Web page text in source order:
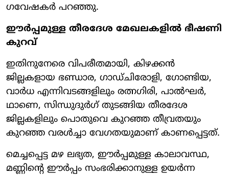
ഗവേഷകർ പറഞ്ഞു.
ഈർപ്പമുള്ള തീരദേശ മേഖലകളിൽ ഭീഷണി
കുറവ്
ഇതിനുനേരെ വിപരീതമായി, കിഴക്കൻ
ജില്ലകളായ ഭണ്ഡാര, ഗാഡ്ചിരോളി, ഗോണ്ടിയ,
വാർധ എന്നിവടങ്ങളിലും രത്നഗിരി, പാൽഘർ,
ഥാണെ, സിന്ധുദുർഗ് തുടങ്ങിയ തീരദേശ
ജില്ലകളിലും പൊതുവെ കുറഞ്ഞ തീവ്രതയും
കുറഞ്ഞ വരൾച്ചാ വേഗതയുമാണ് കാണപ്പെട്ടത്.
മെച്ചപ്പെട്ട മഴ ലഭ്യത, ഈർപ്പമുള്ള കാലാവസ്ഥ,
മണ്ണിന്റെ ഈർപ്പം സംഭരിക്കാനുള്ള ഉയർന്ന